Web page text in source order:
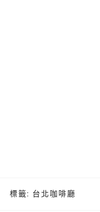
標籤: 台北咖啡廳